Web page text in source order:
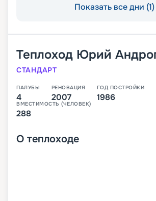
Показать все дни (1)
Теплоход Юрий
СТАНДАРТ
ПАЛУБЫ
4
РЕНОВАЦИЯ
2007
ГОД ПОСТРОЙКИ
1986
ВМЕСТИМОСТЬ (ЧЕЛОВЕК)
288
О теплоходе